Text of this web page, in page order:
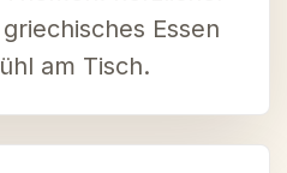
Essen
am Tisch.